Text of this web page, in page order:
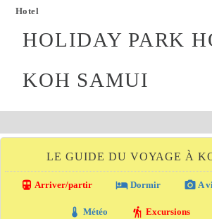
Hotel
HOLIDAY PARK
KOH SAMUI
LE GUIDE DU VOYAGE À
directions_transit Arriver/partir local_hotel Dormir photo_camera A
thermostat Météo hiking Excursions